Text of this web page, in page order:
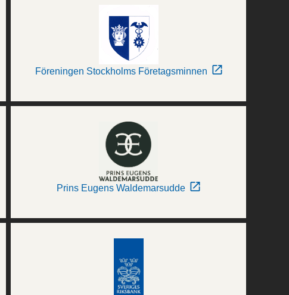
Föreningen Stockholms Företagsminnen
Prins Eugens Waldemarsudde